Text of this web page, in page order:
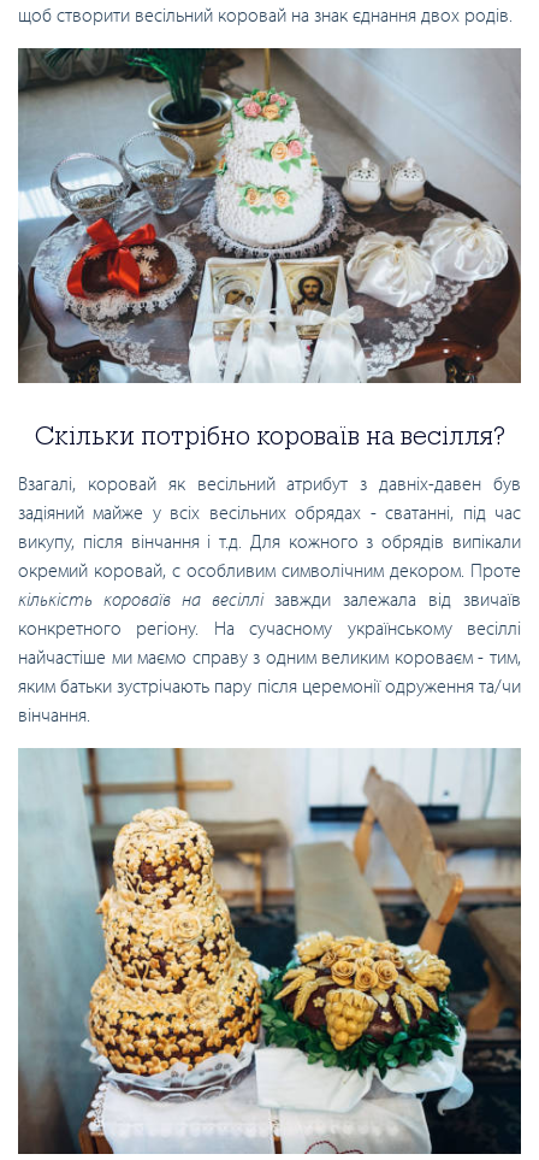
щоб створити весільний коровай на знак єднання двох родів.
Скільки потрібно короваїв на весілля?
Взагалі, коровай як весільний атрибут з давніх-давен був
задіяний майже у всіх весільних обрядах - сватанні, під час
викупу, після вінчання і т.д. Для кожного з обрядів випікали
окремий коровай, с особливим символічним декором. Проте
кількість короваїв на весіллі завжди залежала від звичаїв
конкретного регіону. На сучасному українському весіллі
найчастіше ми маємо справу з одним великим короваєм - тим,
яким батьки зустрічають пару після церемонії одруження та/чи
вінчання.